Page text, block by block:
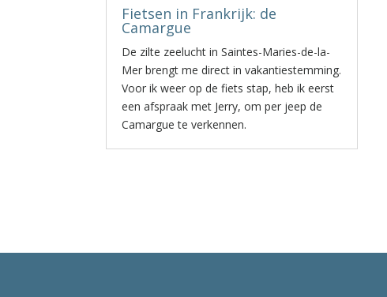
Fietsen in Frankrijk: de
Camargue
De zilte zeelucht in Saintes-Maries-de-la-
Mer brengt me direct in vakantiestemming.
Voor ik weer op de fiets stap, heb ik eerst
een afspraak met Jerry, om per jeep de
Camargue te verkennen.